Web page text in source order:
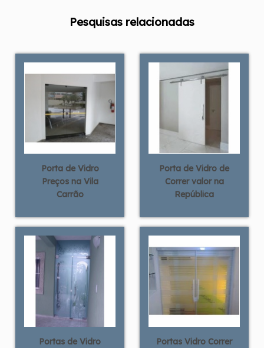
Pesquisas relacionadas
Porta de Vidro
Preços na Vila
Carrão
Porta de Vidro de
Correr valor na
República
Portas de Vidro
Portas Vidro Correr